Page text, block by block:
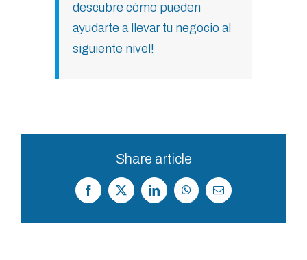
descubre cómo pueden
ayudarte a llevar tu negocio al
siguiente nivel!
Share article
Facebook
X LinkedInWhatsApp
Correo
electrónico